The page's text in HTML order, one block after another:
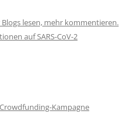
lesen, mehr kommentieren.
auf SARS-CoV-2
Kampagne